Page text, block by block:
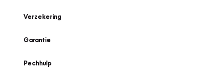
Verzekering
Garantie
Pechhulp